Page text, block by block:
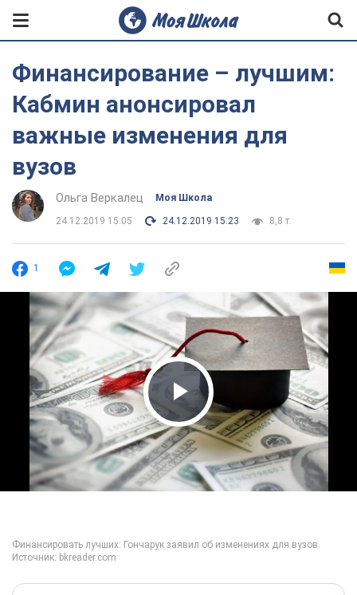
Финансирование – лучшим:
Кабмин анонсировал
важные изменения для
вузов
Ольга Веркалец Моя Школа
24.12.2019 15:05 24.12.2019 15:23 8,8 т.
1
Play Video